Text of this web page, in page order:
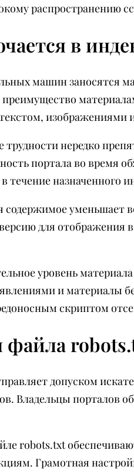
распространению
в
машин заносятся
изображениями
трудности нередко
портала во время
течение назначенного
уменьшает
для отображения
уровень
и материалы
скриптом
допуском
Владельцы порталов
robots.txt
Грамотная